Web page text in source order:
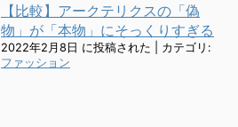
【比較】アークテリクスの「偽
物」が「本物」にそっくりすぎる
2022年2月8日 に投稿された
カテゴリ:
ファッション